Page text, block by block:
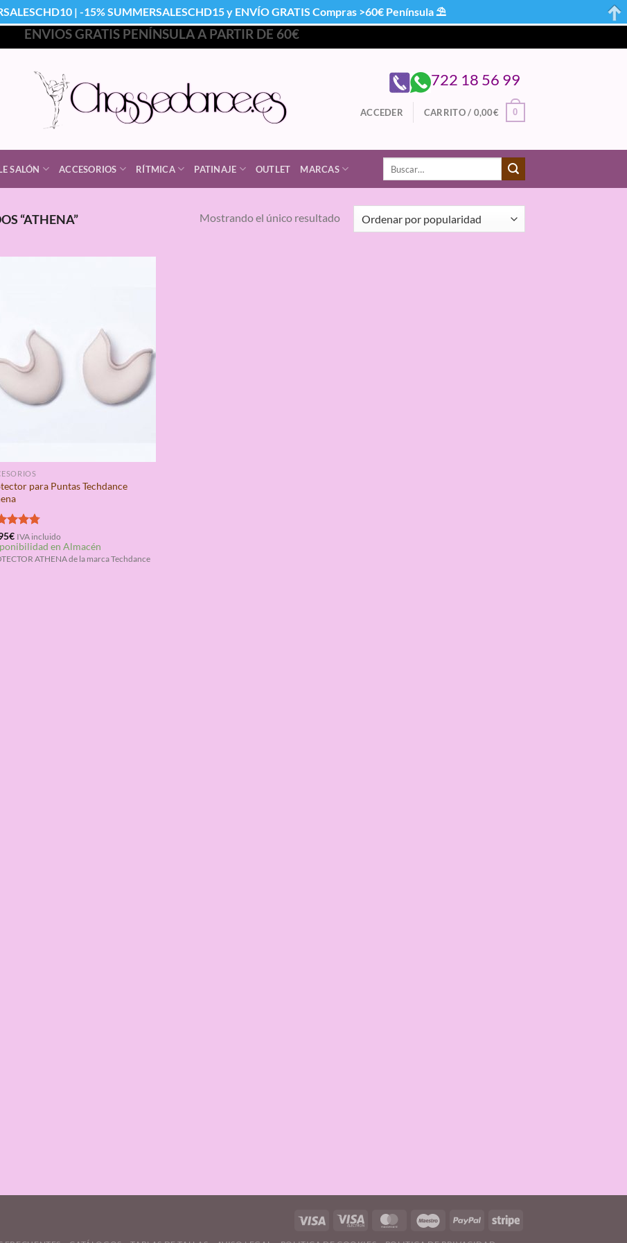
ENVIOS GRATIS PENÍNSULA A PARTIR DE 60€
722 18 56 99
ACCEDER CARRITO / 0,00€ 0
SALÓN ACCESORIOS RÍTMICA PATINAJE OUTLET MARCAS
Buscar
“ATHENA” Mostrando el único resultado
para Puntas Techdance
4.75
€ IVA incluido
en Almacén
ATHENA de la marca Techdance
| -15% SUMMERSALESCHD15 y ENVÍO GRATIS Compras >60€ Península ⛱